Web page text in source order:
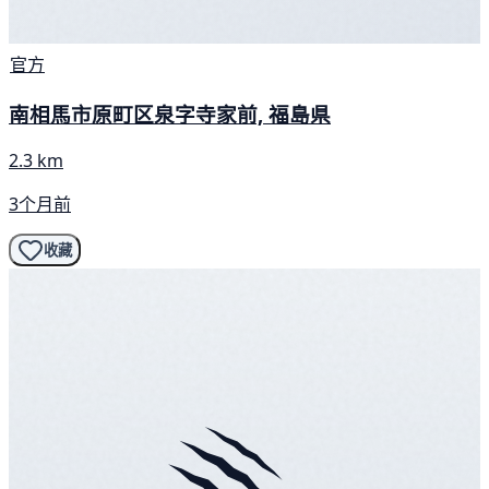
官方
南相馬市原町区泉字寺家前, 福島県
2.3 km
3个月前
收藏